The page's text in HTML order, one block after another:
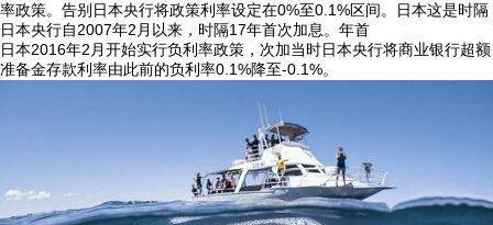
率政策。告别 日本央行将政策利率设定在0%至0.1%区间。日本这是时隔
日本央行自2007年2月以来，时隔17年首次加息。年首
日本2016年2月开始实行负利率政策，次加当时日本央行将商业银行超额
准备金存款利率由此前的负利率0.1%降至-0.1%。